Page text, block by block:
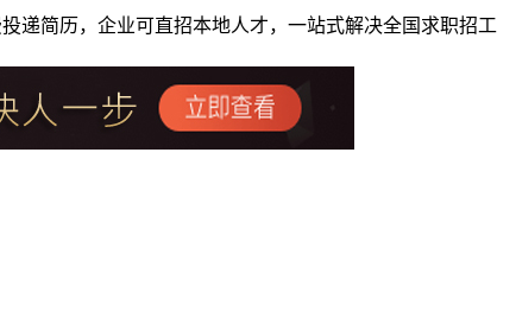
递简历，企业可直招本地人才，一站式解决全国求职招工